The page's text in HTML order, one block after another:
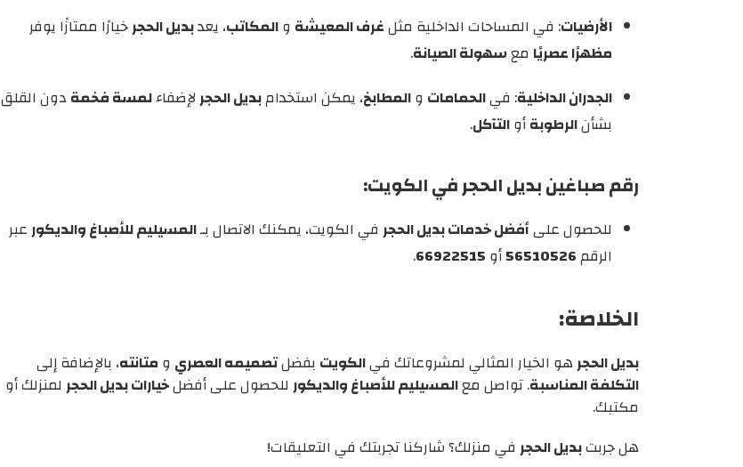
الأرضيات: في المساحات الداخلية مثلغرف المعيشة والمكاتب، يعدبديل الحجرخيارًا ممتازًا يوفر
مظهرًا عصريًا معسهولة الصيانة.
الجدران الداخلية: فيالحمامات والمطابخ، يمكن استخدامبديل الحجرلإضفاءلمسة فخمة دون القلق
بشأنالرطوبةأوالتآكل.
رقم صباغين بديل الحجر في الكويت:
للحصول علىأفضل خدمات بديل الحجر في الكويت، يمكنك الاتصال بـالمسيليم للأصباغ والديكورعبر
الرقم56510526أو 66922515
.
الخلاصة:
بديل الحجرهو الخيار المثالي لمشروعاتك فيالكويت بفضلتصميمه العصري و متانته، بالإضافة إلى
التكلفة المناسبة. تواصل معالمسيليم للأصباغ والديكور للحصول على أفضلخيارات بديل الحجر لمنزلك أو
مكتبك.
هل جربتبديل الحجر في منزلك؟ شاركنا تجربتك في التعليقات!